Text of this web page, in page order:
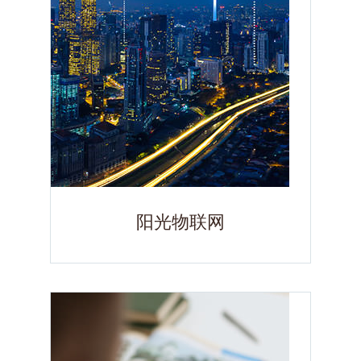
阳光物联网